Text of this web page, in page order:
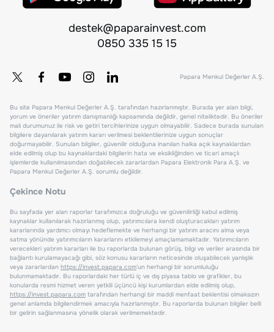
destek@paparainvest.com
0850 335 15 15
Papara Menkul Değerler A.Ş.
Bu site Papara Menkul Değerler A.Ş. tarafından hazırlanmıştır. Burada yer alan bilgi,
yorum ve öneriler yatırım danışmanlığı kapsamında değildir, genel niteliktedir. Bu öneriler
mali durumunuz ile risk ve getiri tercihlerinize uygun olmayabilir. Sadece burada sunulan
bilgilere dayanılarak yatırım kararı verilmesi beklentilerinize uygun sonuçlar
doğurmayabilir. Sunulan bilgiler, güvenilir olduğuna inanılan halka açık kaynaklardan
elde edilmiş olup bu kaynaklardaki bilgilerin hata ve eksikliğinden ve ticari amaçlı
işlemlerde kullanılmasından doğabilecek zararlardan Papara Elektronik Para A.Ş. ve
Papara Menkul Değerler A.Ş. sorumlu değildir.
Çekince Notu
Bu sayfada yer alan raporlar tarafımızca doğruluğu ve güvenilirliği kabul edilmiş
kaynaklar kullanılarak hazırlanmış olup, yatırımcılara kendi oluşturacakları yatırım
kararlarında yardımcı olmayı hedeflemekte ve herhangi bir yatırım aracını alma veya
satma yönünde yatırımcıların kararlarını etkilemeyi amaçlamamaktadır. Yatırımcıların
verecekleri yatırım kararları ile bu raporlarda bulunan görüş, bilgi ve veriler arasında bir
bağlantı kurulamayacağı gibi, söz konusu kararların neticesinde oluşabilecek yanlışlık
veya zararlardan https://invest.papara.com'un herhangi bir sorumluluğu
bulunmamaktadır. Bu raporlardaki her türlü iç ve dış piyasa tablo ve grafikler, bu
konularda resmi hizmet veren yetkili üçüncü kişi kurumlardan elde edilmiş olup,
https://invest.papara.com tarafından herhangi bir maddi menfaat beklentisi olmaksızın
genel anlamda bilgilendirmek amacıyla hazırlanmıştır. Bu raporlarda bulunan bilgiler belli
bir gelirin sağlanmasına yönelik olarak verilmemektedir.